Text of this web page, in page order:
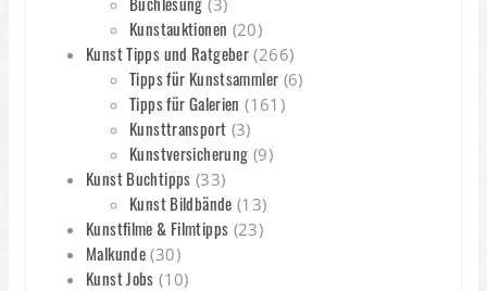
(3)
Kunstauktionen (20)
Kunst Tipps und Ratgeber (266)
Tipps für Kunstsammler (6)
Tipps für Galerien (161)
Kunsttransport (3)
Kunstversicherung (9)
Kunst Buchtipps (33)
Kunst Bildbände (13)
Kunstfilme & Filmtipps (23)
Malkunde (30)
Kunst Jobs (10)